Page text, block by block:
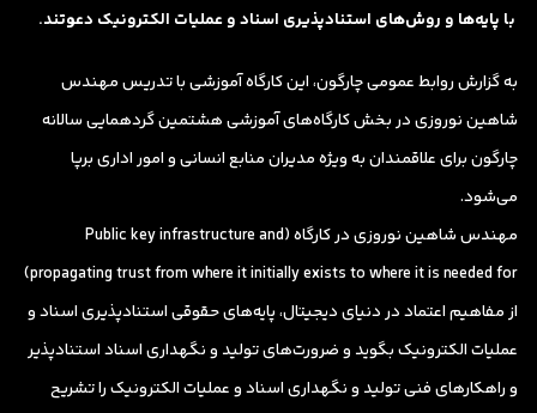
با پایه‌ها و روش‌های استنادپذیری اسناد و عملیات الکترونیک دعوتند.
به گزارش روابط عمومی چارگون، این کارگاه آموزشی با تدریس مهندس
شاهین نوروزی در بخش کارگاه‌های آموزشی هشتمین گردهمایی سالانه
چارگون برای علاقمندان به ویژه مدیران منابع انسانی و امور اداری برپا
می‌شود.
مهندس شاهین نوروزی در کارگاه (Public key infrastructure and
propagating trust from where it initially exists to where it is needed for)
از مفاهیم اعتماد در دنیای دیجیتال، پایه‌های حقوقی استنادپذیری اسناد و
عملیات الکترونیک بگوید و ضرورت‌های تولید و نگهداری اسناد استنادپذیر
و راهکارهای فنی تولید و نگهداری اسناد و عملیات الکترونیک را تشریح